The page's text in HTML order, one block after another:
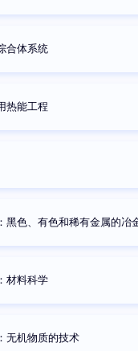
合体系统
热能工程
黑色、有色和稀有金属的冶
材料科学
无机物质的技术